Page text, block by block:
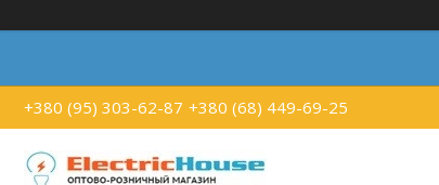
+380 (95) 303-62-87 +380 (68) 449-69-25